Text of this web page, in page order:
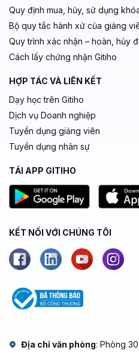
Quy định mua, hủy, sử dụng
Bộ quy tắc hành xử của giảng
Quy trình xác nhận – hoàn, hủy
Cách lấy chứng nhận Gitiho
HỢP TÁC VÀ LIÊN KẾT
Dạy học trên Gitiho
Dịch vụ Doanh nghiệp
Tuyển dụng giảng viên
Tuyển dụng nhân sự
TẢI APP GITIHO
KẾT NỐI VỚI CHÚNG TÔI
Địa chỉ văn phòng: Phòng